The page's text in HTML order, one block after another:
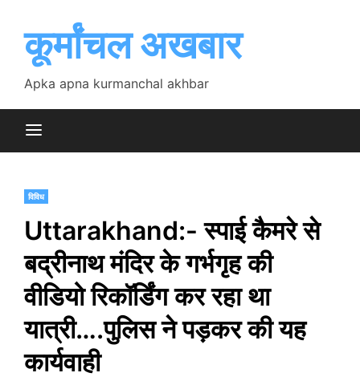
contentकूर्मांचल अखबार
Apka apna kurmanchal akhbar
विविध
Uttarakhand:- स्पाई कैमरे से
बद्रीनाथ मंदिर के गर्भगृह की
वीडियो रिकॉर्डिंग कर रहा था
यात्री….पुलिस ने पड़कर की यह
कार्यवाही